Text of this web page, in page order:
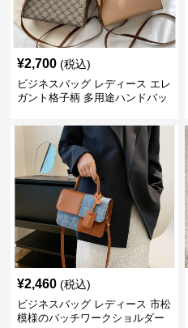
¥2,700 (税込)
ビジネスバッグ レディース エレ
ガント格子柄 多用途ハンドバッ
¥2,460 (税込)
ビジネスバッグ レディース 市松
模様のパッチワークショルダー